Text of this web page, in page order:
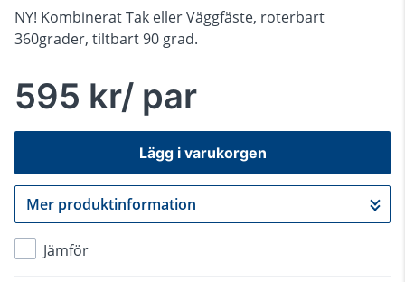
NY! Kombinerat Tak eller Väggfäste, roterbart
360grader, tiltbart 90 grad.
595 kr/ par
Lägg i varukorgen
Gå till kassan
Mer produktinformation
Jämför